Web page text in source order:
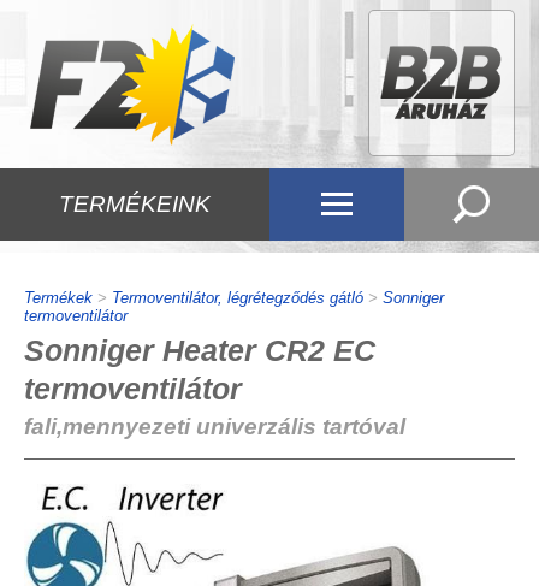
TERMÉKEINK
Termékek > Termoventilátor, légrétegződés gátló > Sonniger
termoventilátor
Sonniger Heater CR2 EC
termoventilátor
fali,mennyezeti univerzális tartóval